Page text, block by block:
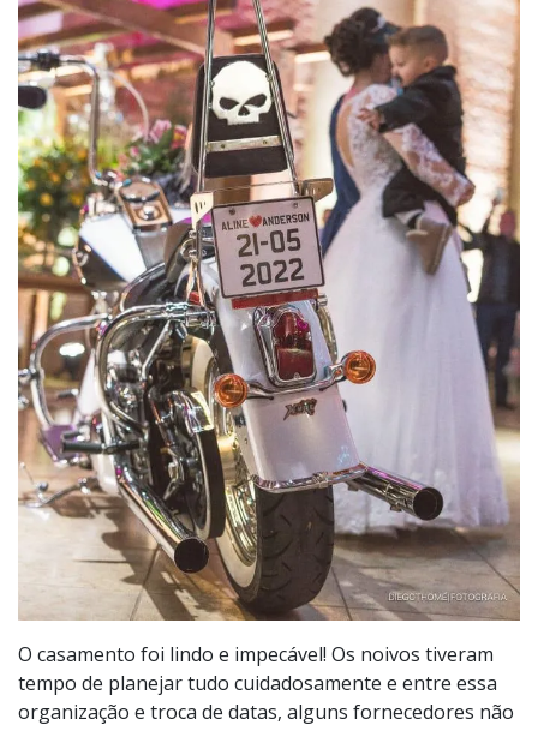
O casamento foi lindo e impecável! Os noivos tiveram
tempo de planejar tudo cuidadosamente e entre essa
organização e troca de datas, alguns fornecedores não